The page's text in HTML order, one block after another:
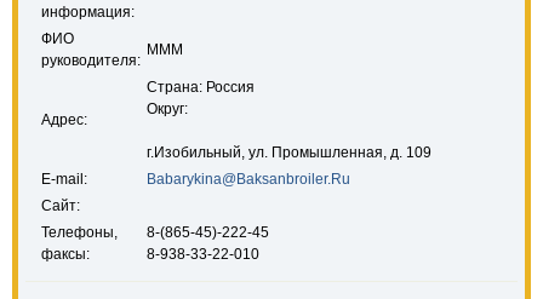
информация:
ФИО
руководителя:
МММ
Адрес:
Страна: Россия
Округ:
г.Изобильный, ул. Промышленная, д. 109
E-mail:
Babarykina@Baksanbroiler.Ru
Сайт:
Телефоны,
факсы:
8-(865-45)-222-45
8-938-33-22-010